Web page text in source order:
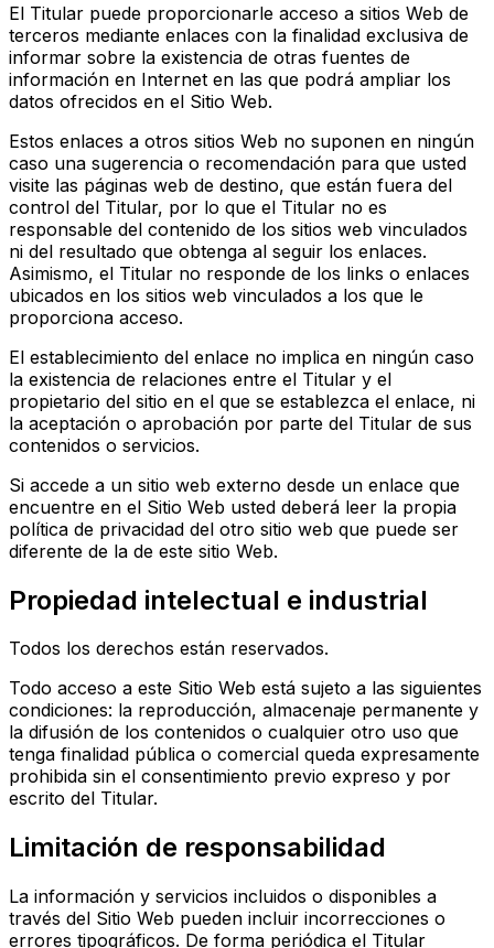
El Titular puede proporcionarle acceso a sitios Web de
terceros mediante enlaces con la finalidad exclusiva de
informar sobre la existencia de otras fuentes de
información en Internet en las que podrá ampliar los
datos ofrecidos en el Sitio Web.
Estos enlaces a otros sitios Web no suponen en ningún
caso una sugerencia o recomendación para que usted
visite las páginas web de destino, que están fuera del
control del Titular, por lo que el Titular no es
responsable del contenido de los sitios web vinculados
ni del resultado que obtenga al seguir los enlaces.
Asimismo, el Titular no responde de los links o enlaces
ubicados en los sitios web vinculados a los que le
proporciona acceso.
El establecimiento del enlace no implica en ningún caso
la existencia de relaciones entre el Titular y el
propietario del sitio en el que se establezca el enlace, ni
la aceptación o aprobación por parte del Titular de sus
contenidos o servicios.
Si accede a un sitio web externo desde un enlace que
encuentre en el Sitio Web usted deberá leer la propia
política de privacidad del otro sitio web que puede ser
diferente de la de este sitio Web.
Propiedad intelectual e industrial
Todos los derechos están reservados.
Todo acceso a este Sitio Web está sujeto a las siguientes
condiciones: la reproducción, almacenaje permanente y
la difusión de los contenidos o cualquier otro uso que
tenga finalidad pública o comercial queda expresamente
prohibida sin el consentimiento previo expreso y por
escrito del Titular.
Limitación de responsabilidad
La información y servicios incluidos o disponibles a
través del Sitio Web pueden incluir incorrecciones o
errores tipográficos. De forma periódica el Titular